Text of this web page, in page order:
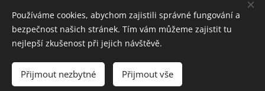
Cookies
Používáme cookies, abychom zajistili správné fungování a
bezpečnost našich stránek. Tím vám můžeme zajistit tu
nejlepší zkušenost při jejich návštěvě.
Přijmout nezbytné Přijmout vše